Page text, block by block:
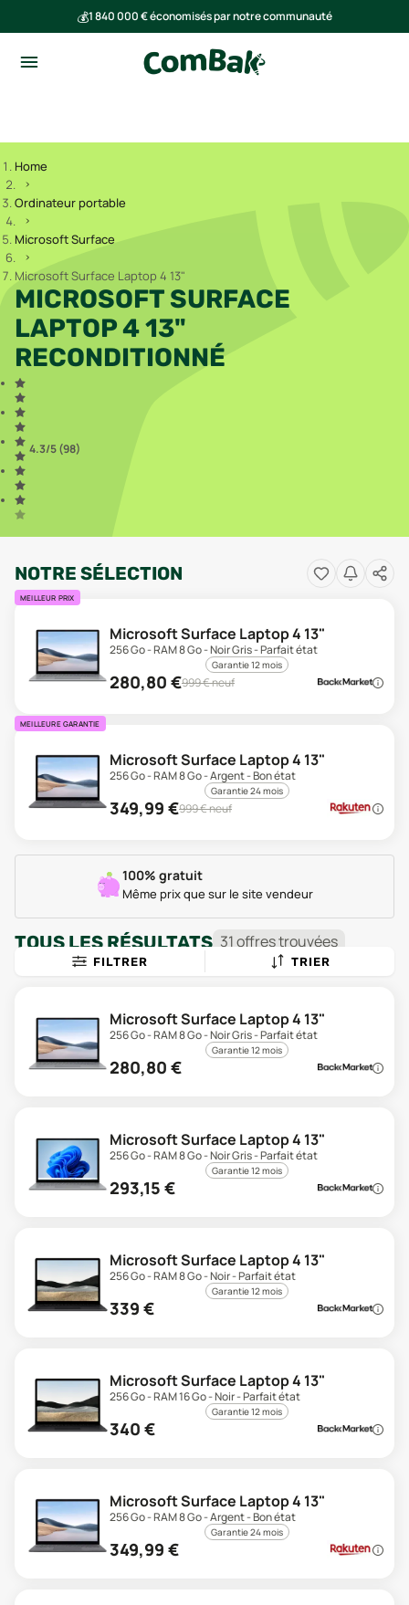
💰1 840 000 € économisés par notre communauté
Home
Ordinateur portable
Microsoft Surface
Microsoft Surface Laptop 4 13"
MICROSOFT SURFACE
LAPTOP 4 13"
RECONDITIONNÉ
4.3/5 (98)
NOTRE SÉLECTION
MEILLEUR PRIX
Microsoft Surface Laptop 4 13"
256 Go - RAM 8 Go - Noir Gris - Parfait état
Garantie 12 mois
280,80 €999€ neuf
MEILLEURE GARANTIE
Microsoft Surface Laptop 4 13"
256 Go - RAM 8 Go - Argent - Bon état
Garantie 24 mois
349,99 €999€ neuf
100% gratuit
Même prix que sur le site vendeur
TOUS LES RÉSULTATS 31offrestrouvées
FILTRER TRIER
Microsoft Surface Laptop 4 13"
256 Go - RAM 8 Go - Noir Gris - Parfait état
Garantie 12 mois
280,80 €
Microsoft Surface Laptop 4 13"
256 Go - RAM 8 Go - Noir Gris - Parfait état
Garantie 12 mois
293,15 €
Microsoft Surface Laptop 4 13"
256 Go - RAM 8 Go - Noir - Parfait état
Garantie 12 mois
339 €
Microsoft Surface Laptop 4 13"
256 Go - RAM 16 Go - Noir - Parfait état
Garantie 12 mois
340 €
Microsoft Surface Laptop 4 13"
256 Go - RAM 8 Go - Argent - Bon état
Garantie 24 mois
349,99 €